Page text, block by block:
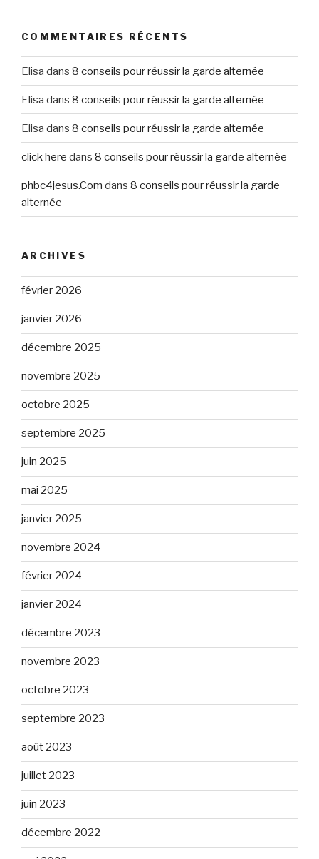
COMMENTAIRES RÉCENTS
Elisa dans 8 conseils pour réussir la garde alternée
Elisa dans 8 conseils pour réussir la garde alternée
Elisa dans 8 conseils pour réussir la garde alternée
click here dans 8 conseils pour réussir la garde alternée
phbc4jesus.Com dans 8 conseils pour réussir la garde
alternée
ARCHIVES
février 2026
janvier 2026
décembre 2025
novembre 2025
octobre 2025
septembre 2025
juin 2025
mai 2025
janvier 2025
novembre 2024
février 2024
janvier 2024
décembre 2023
novembre 2023
octobre 2023
septembre 2023
août 2023
juillet 2023
juin 2023
décembre 2022